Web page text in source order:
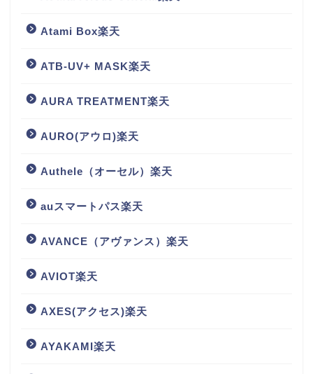
Atami Box楽天
ATB-UV+ MASK楽天
AURA TREATMENT楽天
AURO(アウロ)楽天
Authele（オーセル）楽天
auスマートパス楽天
AVANCE（アヴァンス）楽天
AVIOT楽天
AXES(アクセス)楽天
AYAKAMI楽天